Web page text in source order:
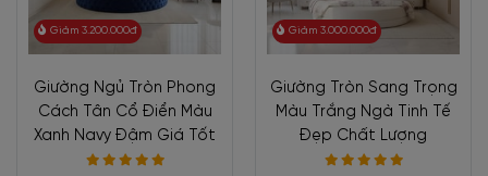
Giảm 3.200.000đ
Giường Ngủ Tròn Phong
Cách Tân Cổ Điển Màu
Xanh Navy Đậm Giá Tốt
Giảm 3.000.000đ
Giường Tròn Sang Trọng
Màu Trắng Ngà Tinh Tế
Đẹp Chất Lượng